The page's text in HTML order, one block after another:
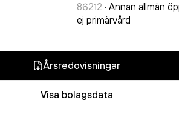
86212 · Annan allmän
ej primärvård
Årsredovisningar
Visa bolagsdata